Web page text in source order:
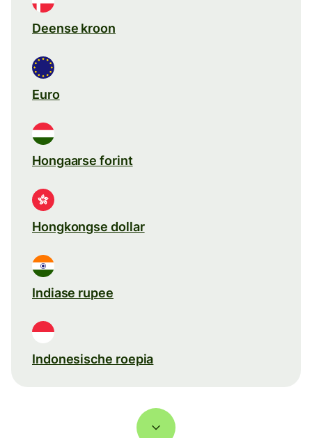
Deense kroon
Euro
Hongaarse forint
Hongkongse dollar
Indiase rupee
Indonesische roepia